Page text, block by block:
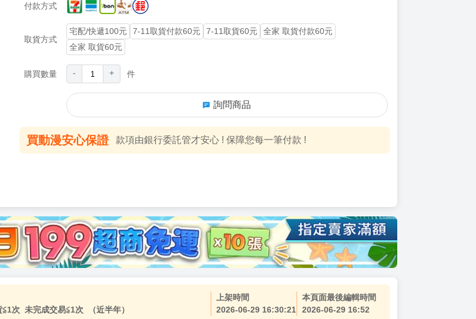
付款方式
取貨方式
宅配/快遞100元 7-11取貨付款60元 7-11取貨60元
全家 取貨付款60元
全家 取貨60元
購買數量 - + 件
詢問商品
買動漫安心保證 款項由銀行委託管才安心 ! 保障您每一筆付款 !
次 未完成交易≦1次 （近半年）
上架時間
2026-06-29 16:30:21
本頁面最後編輯時間
2026-06-29 16:52